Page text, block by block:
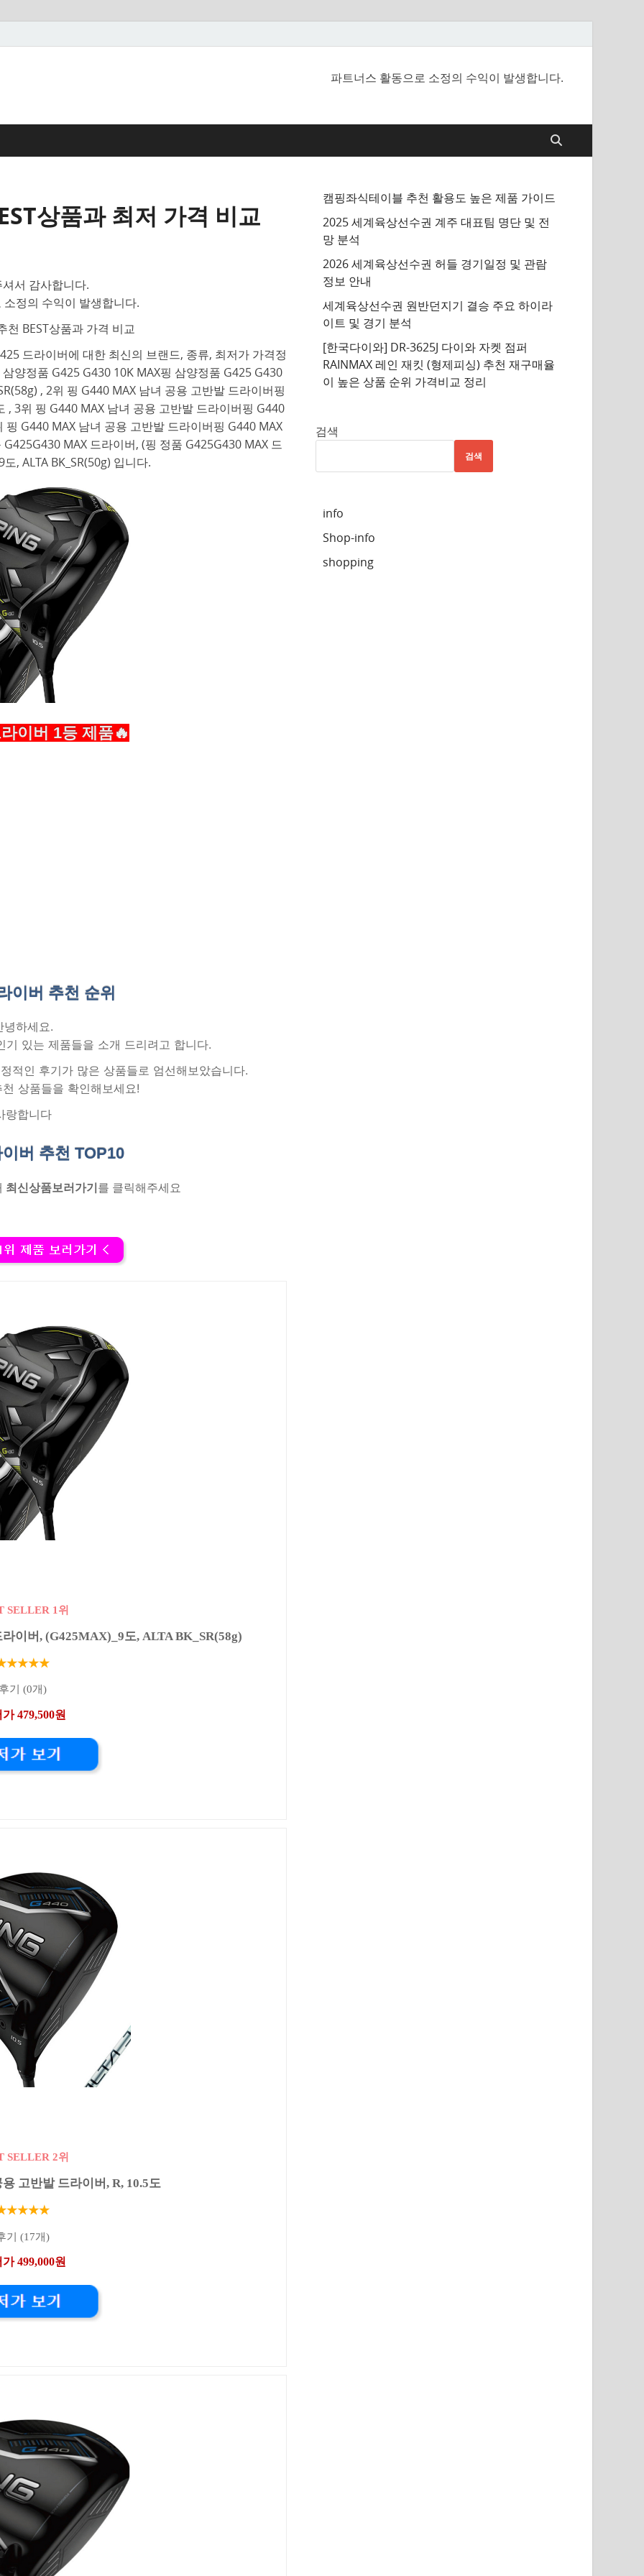
파트너스 활동으로 소정의 수익이 발생합니다.
상품과 최저 가격 비교
서 감사합니다.
정의 수익이 발생합니다.
천 BEST상품과 가격 비교
드라이버에 대한 최신의 브랜드, 종류, 최저가 가격정
양정품 G425 G430 10K MAX핑 삼양정품 G425 G430
, 2위 핑 G440 MAX 남녀 공용 고반발 드라이버핑
, 3위 핑 G440 MAX 남녀 공용 고반발 드라이버핑 G440
G440 MAX 남녀 공용 고반발 드라이버핑 G440 MAX
MAX 드라이버, (핑 정품 G425G430 MAX 드
, ALTA BK_SR(50g) 입니다.
이버 1등 제품🔥
이버 추천 순위
녕하세요.
기 있는 제품들을 소개 드리려고 합니다.
적인 후기가 많은 상품들로 엄선해보았습니다.
천 상품들을 확인해보세요!
랑합니다
버 추천 TOP10
최신상품보러가기 를 클릭해주세요
SELLER 1위
이버, (G425MAX)_9도, ALTA BK_SR(58g)
기 (0개)
479,500원
SELLER 2위
고반발 드라이버, R, 10.5도
기 (17개)
499,000원
캠핑좌식테이블 추천 활용도 높은 제품 가이드
2025 세계육상선수권 계주 대표팀 명단 및 전
망 분석
2026 세계육상선수권 허들 경기일정 및 관람
정보 안내
세계육상선수권 원반던지기 결승 주요 하이라
이트 및 경기 분석
[한국다이와] DR-3625J 다이와 자켓 점퍼
RAINMAX 레인 재킷 (형제피싱) 추천 재구매율
이 높은 상품 순위 가격비교 정리
검색
검색
info
Shop-info
shopping